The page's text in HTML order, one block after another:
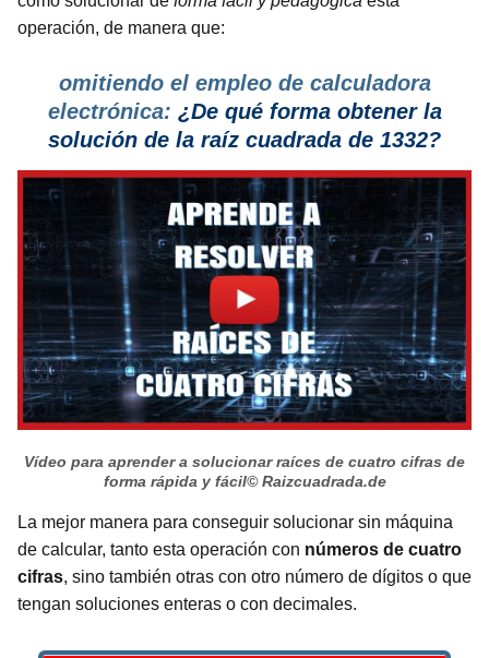
operación, de manera que:
omitiendo el empleo de calculadora
electrónica: ¿De qué forma obtener la
solución de la raíz cuadrada de 1332?
Vídeo para aprender a solucionar raíces de cuatro cifras de
forma rápida y fácil© Raizcuadrada.de
La mejor manera para conseguir solucionar sin máquina
de calcular, tanto esta operación con números de cuatro
cifras, sino también otras con otro número de dígitos o que
tengan soluciones enteras o con decimales.